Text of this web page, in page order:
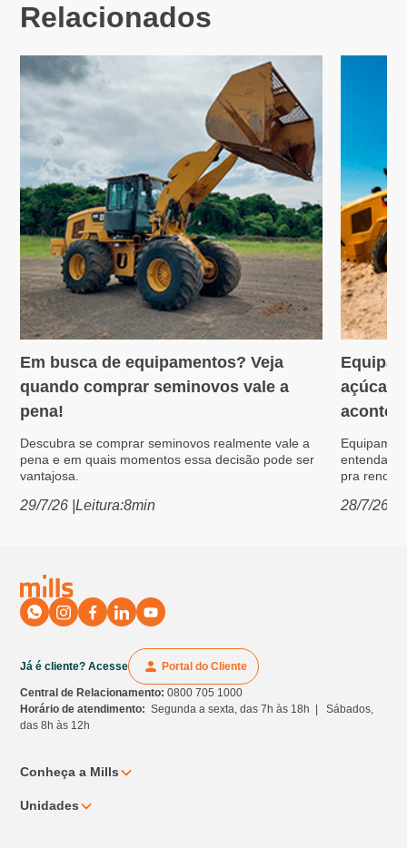
Relacionados
Variedades
Em busca de equipamentos? Veja
quando comprar seminovos vale a
pena!
Descubra se comprar seminovos realmente vale a
pena e em quais momentos essa decisão pode ser
vantajosa.
29/7/26 |Leitura:8min
açúcar:
entenda
pra
28/7/26
Já é cliente? Acesse Portal do Cliente
Central de Relacionamento:0800 705 1000
Horário de atendimento:Segunda a sexta, das 7h às 18h | Sábados,
das 8h às 12h
Conheça a Mills
Unidades